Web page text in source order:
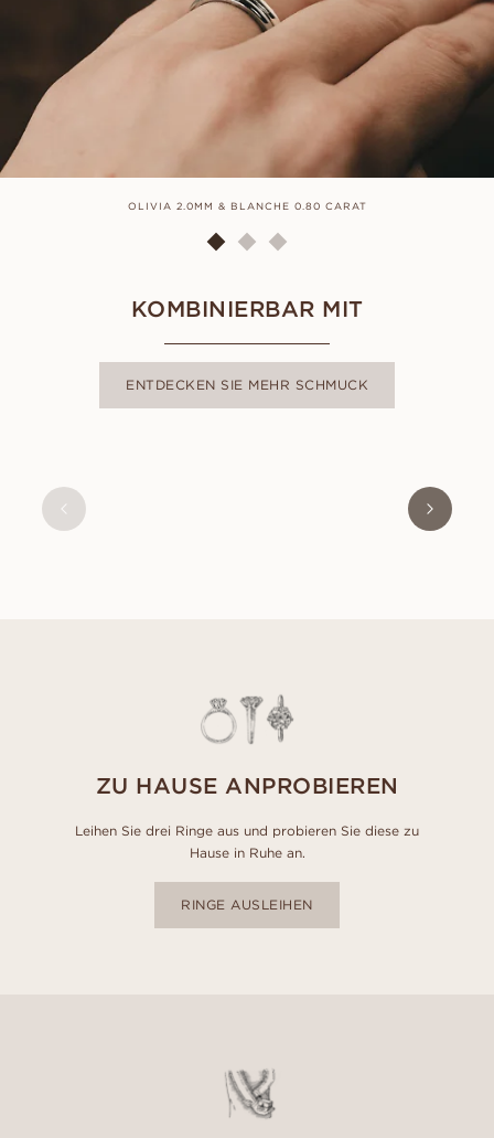
OLIVIA 2.0MM & BLANCHE 0.80 CARAT
KOMBINIERBAR MIT
ENTDECKEN SIE MEHR SCHMUCK
ZU HAUSE ANPROBIEREN
Leihen Sie drei Ringe aus und probieren Sie diese zu
Hause in Ruhe an.
RINGE AUSLEIHEN